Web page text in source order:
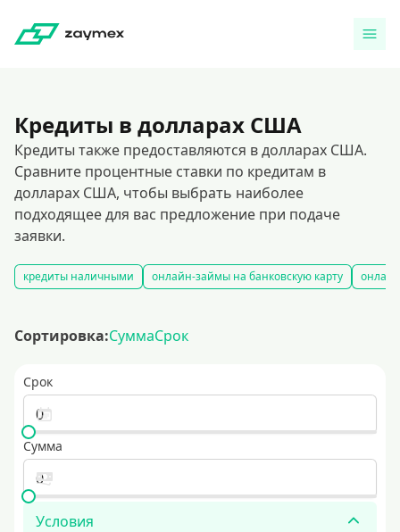
Кредиты в долларах США
Кредиты также предоставляются в долларах США.
Сравните процентные ставки по кредитам в
долларах США, чтобы выбрать наиболее
подходящее для вас предложение при подаче
заявки.
кредиты наличными онлайн-займы на банковскую карту
Сортировка:СуммаСрок
Срок
Сумма
Условия